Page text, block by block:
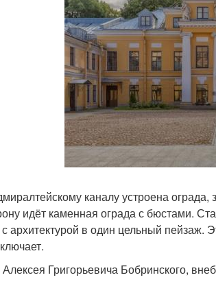
каналу устроена
идёт каменная ограда с бюстами.
архитектурой в один цельный пейзаж.
Григорьевича Бобринского,